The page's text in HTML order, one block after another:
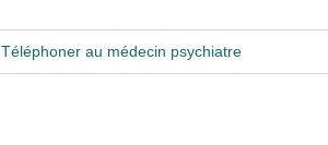
Téléphoner au médecin psychiatre